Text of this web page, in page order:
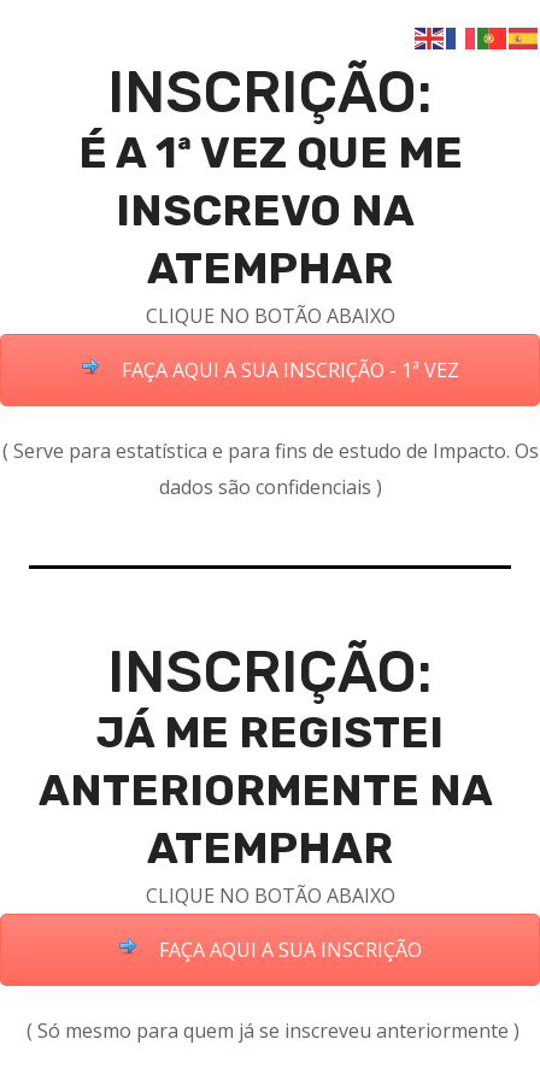
INSCRIÇÃO:
É A 1ª VEZ QUE ME
INSCREVO NA
ATEMPHAR
CLIQUE NO BOTÃO ABAIXO
FAÇA AQUI A SUA INSCRIÇÃO - 1ª VEZ
( Serve para estatística e para fins de estudo de Impacto. Os
dados são confidenciais )
INSCRIÇÃO:
JÁ ME REGISTEI
ANTERIORMENTE NA
ATEMPHAR
CLIQUE NO BOTÃO ABAIXO
FAÇA AQUI A SUA INSCRIÇÃO
( Só mesmo para quem já se inscreveu anteriormente )